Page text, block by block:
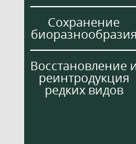
Сохранение
Восстановление
реинтродукция
редких видов